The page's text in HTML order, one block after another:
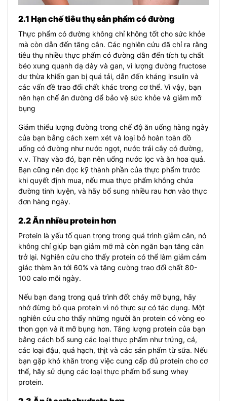
2.1 Hạn chế tiêu thụ sản phẩm có đường
Thực phẩm có đường không chỉ không tốt cho sức khỏe
mà còn dẫn đến tăng cân. Các nghiên cứu đã chỉ ra rằng
tiêu thụ nhiều thực phẩm có đường dẫn đến tích tụ chất
béo xung quanh dạ dày và gan, vì lượng đường fructose
dư thừa khiến gan bị quá tải, dẫn đến kháng insulin và
các vấn đề trao đổi chất khác trong cơ thể. Vì vậy, bạn
nên hạn chế ăn đường để bảo vệ sức khỏe và giảm mỡ
bụng
Giảm thiểu lượng đường trong chế độ ăn uống hàng ngày
của bạn bằng cách xem xét và loại bỏ hoàn toàn đồ
uống có đường như nước ngọt, nước trái cây có đường,
v.v. Thay vào đó, bạn nên uống nước lọc và ăn hoa quả.
Bạn cũng nên đọc kỹ thành phần của thực phẩm trước
khi quyết định mua, nếu mua thực phẩm không chứa
đường tinh luyện, và hãy bổ sung nhiều rau hơn vào thực
đơn hàng ngày.
2.2 Ăn nhiều protein hơn
Protein là yếu tố quan trọng trong quá trình giảm cân, nó
không chỉ giúp bạn giảm mỡ mà còn ngăn bạn tăng cân
trở lại. Nghiên cứu cho thấy protein có thể làm giảm cảm
giác thèm ăn tới 60% và tăng cường trao đổi chất 80-
100 calo mỗi ngày.
Nếu bạn đang trong quá trình đốt cháy mỡ bụng, hãy
nhớ đừng bỏ qua protein vì nó thực sự có tác dụng. Một
nghiên cứu cho thấy những người ăn protein có vòng eo
thon gọn và ít mỡ bụng hơn. Tăng lượng protein của bạn
bằng cách bổ sung các loại thực phẩm như trứng, cá,
các loại đậu, quả hạch, thịt và các sản phẩm từ sữa. Nếu
bạn gặp khó khăn trong việc cung cấp đủ protein cho cơ
thể, hãy sử dụng các loại thực phẩm bổ sung whey
protein.